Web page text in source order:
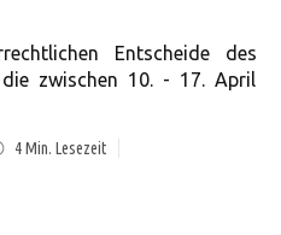
Entscheide des
die zwischen 10. - 17. April
4Min. Lesezeit